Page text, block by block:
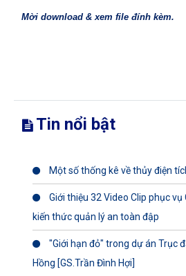
Mời download & xem file đính kèm.
Tin nổi bật
Một số thống kê về thủy điện
Giới thiệu 32 Video Clip phục
kiến thức quản lý an toàn đập
"Giới hạn đỏ" trong dự án Trục
Hồng [GS.Trần Đình Hợi]